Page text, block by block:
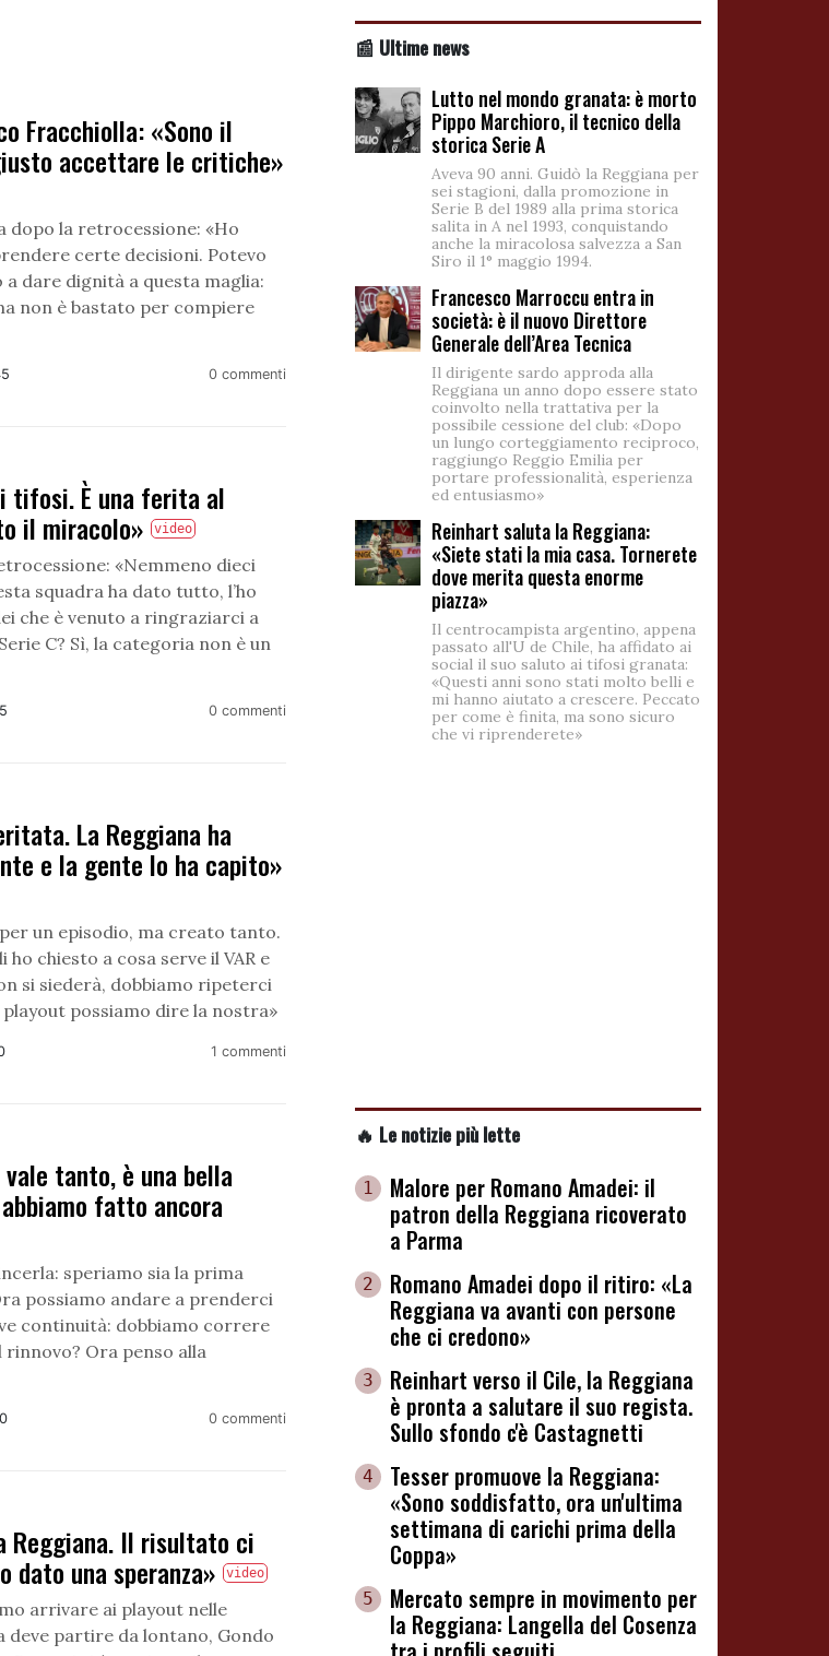
Fracchiolla: «Sono il
accettare le critiche»
la retrocessione: «Ho
certe decisioni. Potevo
dare dignità a questa maglia:
non è bastato per compiere
0 commenti
tifosi. È una ferita al
il miracolo» video
«Nemmeno dieci
squadra ha dato tutto, l’ho
che è venuto a ringraziarci a
C? Sì, la categoria non è un
0 commenti
La Reggiana ha
e la gente lo ha capito»
un episodio, ma creato tanto.
chiesto a cosa serve il VAR e
si siederà, dobbiamo ripeterci
possiamo dire la nostra»
1 commenti
tanto, è una bella
fatto ancora
speriamo sia la prima
possiamo andare a prenderci
continuità: dobbiamo correre
Ora penso alla
0 commenti
Reggiana. Il risultato ci
dato una speranza» video
arrivare ai playout nelle
deve partire da lontano, Gondo
📰 Ultime news
Lutto nel mondo granata: è morto
Pippo Marchioro, il tecnico della
storica Serie A
Aveva 90 anni. Guidò la Reggiana per
sei stagioni, dalla promozione in
Serie B del 1989 alla prima storica
salita in A nel 1993, conquistando
anche la miracolosa salvezza a San
Siro il 1° maggio 1994.
Francesco Marroccu entra in
società: è il nuovo Direttore
Generale dell’Area Tecnica
Il dirigente sardo approda alla
Reggiana un anno dopo essere stato
coinvolto nella trattativa per la
possibile cessione del club: «Dopo
un lungo corteggiamento reciproco,
raggiungo Reggio Emilia per
portare professionalità, esperienza
ed entusiasmo»
Reinhart saluta la Reggiana:
«Siete stati la mia casa. Tornerete
dove merita questa enorme
piazza»
Il centrocampista argentino, appena
passato all'U de Chile, ha affidato ai
social il suo saluto ai tifosi granata:
«Questi anni sono stati molto belli e
mi hanno aiutato a crescere. Peccato
per come è finita, ma sono sicuro
che vi riprenderete»
🔥 Le notizie più lette
1
Malore per Romano Amadei: il
patron della Reggiana ricoverato
a Parma
2
Romano Amadei dopo il ritiro: «La
Reggiana va avanti con persone
che ci credono»
3
Reinhart verso il Cile, la Reggiana
è pronta a salutare il suo regista.
Sullo sfondo c'è Castagnetti
4
Tesser promuove la Reggiana:
«Sono soddisfatto, ora un'ultima
settimana di carichi prima della
Coppa»
5
Mercato sempre in movimento per
la Reggiana: Langella del Cosenza